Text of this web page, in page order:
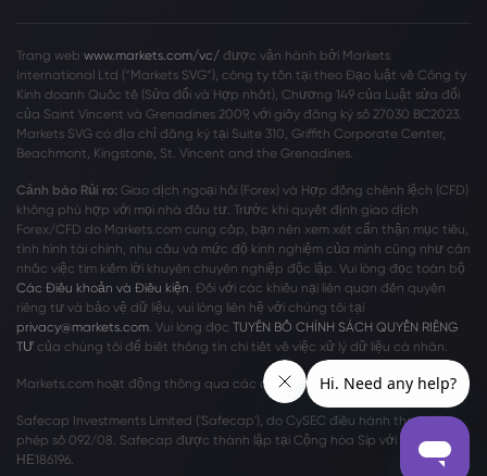
Trang web www.markets.com/vc/ được vận hành bởi Markets
International Ltd (“Markets SVG”), công ty tồn tại theo Đạo luật về Công ty
Kinh doanh Quốc tế (Sửa đổi và Hợp nhất), Chương 149 của Luật sửa đổi
của Saint Vincent và Grenadines 2009, với giấy đăng ký số 27030 BC2023.
Markets SVG có địa chỉ đăng ký tại Suite 310, Griffith Corporate Center,
Beachmont, Kingstone, St. Vincent and the Grenadines.
Cảnh báo Rủi ro: Giao dịch ngoại hối (Forex) và Hợp đồng chênh lệch (CFD)
không phù hợp với mọi nhà đầu tư. Trước khi quyết định giao dịch
Forex/CFD do Markets.com cung cấp, bạn nên xem xét cẩn thận mục tiêu,
tình hình tài chính, nhu cầu và mức độ kinh nghiệm của mình cũng như cân
nhắc việc tìm kiếm lời khuyên chuyên nghiệp độc lập. Vui lòng đọc toàn bộ
Các Điều khoản và Điều kiện. Đối với các khiếu nại liên quan đến quyền
riêng tư và bảo vệ dữ liệu, vui lòng liên hệ với chúng tôi tại
privacy@markets.com. Vui lòng đọc TUYÊN BỐ CHÍNH SÁCH QUYỀN RIÊNG
TƯ của chúng tôi để biết thông tin chi tiết về việc xử lý dữ liệu cá nhân.
Markets.com hoạt động thông qua các chi nhánh sau:
Safecap Investments Limited ('Safecap'), do CySEC điều hành theo giấy
phép số 092/08. Safecap được thành lập tại Cộng hòa Síp với số công ty
ΗΕ186196.